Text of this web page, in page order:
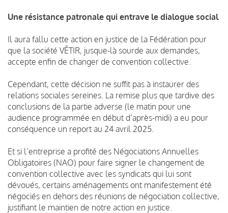
Une résistance patronale qui entrave le dialogue social
Il aura fallu cette action en justice de la Fédération pour
que la société VÊTIR, jusque-là sourde aux demandes,
accepte enfin de changer de convention collective.
Cependant, cette décision ne suffit pas à instaurer des
relations sociales sereines. La remise plus que tardive des
conclusions de la partie adverse (le matin pour une
audience programmée en début d’après-midi) a eu pour
conséquence un report au 24 avril 2025.
Et si l’entreprise a profité des Négociations Annuelles
Obligatoires (NAO) pour faire signer le changement de
convention collective avec les syndicats qui lui sont
dévoués, certains aménagements ont manifestement été
négociés en dehors des réunions de négociation collective,
justifiant le maintien de notre action en justice.